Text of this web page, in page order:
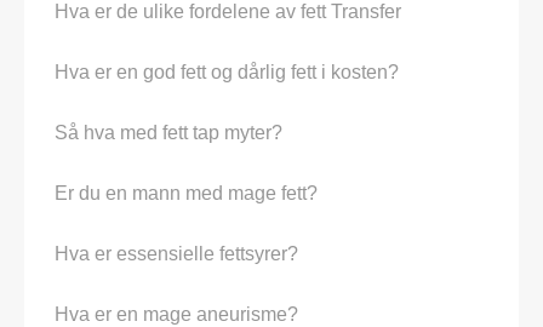
Hva er de ulike fordelene av fett Transfer
Hva er en god fett og dårlig fett i kosten?
Så hva med fett tap myter?
Er du en mann med mage fett?
Hva er essensielle fettsyrer?
Hva er en mage aneurisme?